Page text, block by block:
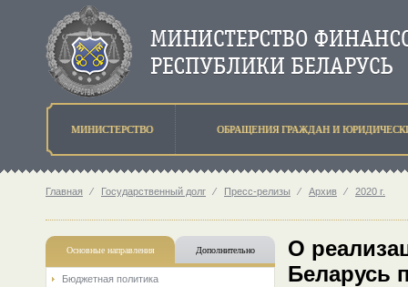
МИНИСТЕРСТВО ОБРАЩЕНИЯ ГРАЖДАН И
Главная ⁄ Государственный долг ⁄ Пресс-релизы ⁄ Архив ⁄ 2020 г.
Основные направления Дополнительно
Бюджетная политика
О
Беларусь